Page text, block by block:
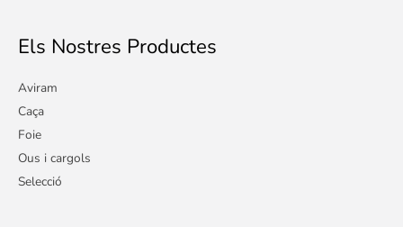
Els Nostres Productes
Aviram
Caça
Foie
Ous i cargols
Selecció